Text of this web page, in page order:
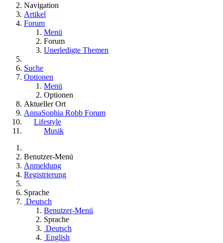
Navigation
Artikel
Forum
Menü
Forum
Unerledigte Themen
Suche
Optionen
Menü
Optionen
Aktueller Ort
AnnaSophia Robb Forum
Lifestyle
Musik
Benutzer-Menü
Anmeldung
Registrierung
Sprache
Deutsch
Benutzer-Menü
Sprache
Deutsch
English